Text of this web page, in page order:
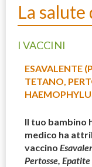
La
I VACCINI
ESAVALENTE
TETANO,
Il tuo bambino
medico ha
vaccino
Pertosse,